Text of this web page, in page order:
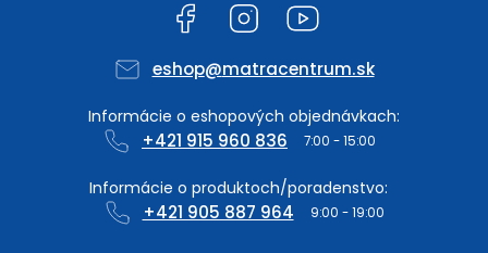
Facebook Instagram
eshop@matracentrum.sk
+421 915 960 836
+421 905 887 964